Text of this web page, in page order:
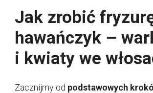
Jak zrobić
hawańczyk –
i kwiaty we
Zacznijmy od podstawowych